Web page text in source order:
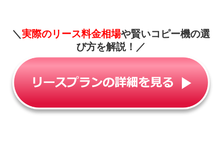
＼実際のリース料金相場や賢いコピー機の選
び方を解説！ ／